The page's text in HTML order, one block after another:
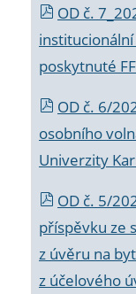
OD č.
poskytnuté
OD č. 6/
osobního
Univerzity
OD č. 5/
příspěvku ze
z úvěru na
z účelového